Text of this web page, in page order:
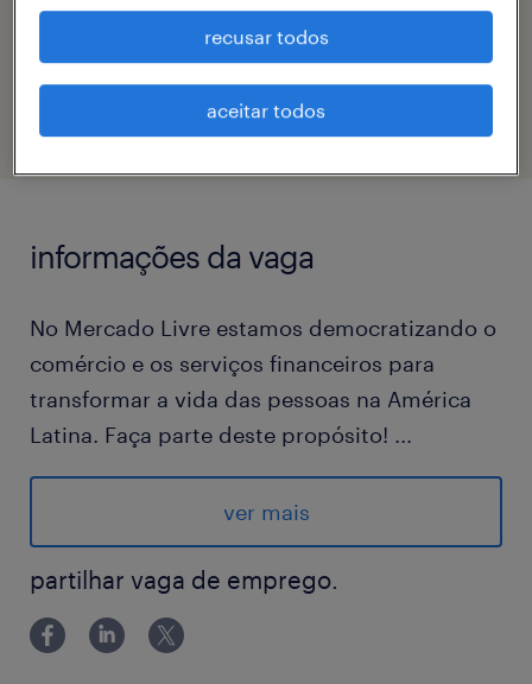
eTalent_JP-183167
informações da vaga
No Mercado Livre estamos democratizando o
comércio e os serviços financeiros para
transformar a vida das pessoas na América
Latina. Faça parte deste propósito! ...
No Mercado Envios administramos o estoque
de nossos vendedores e entregamos os
produtos aos nossos compradores,
melhorando sua experiência em nossa
plataforma. Em um mundo em constante
evolução, nossa capacidade para entregar
ver mais
partilhar vaga de emprego.
recusar todos
aceitar todos